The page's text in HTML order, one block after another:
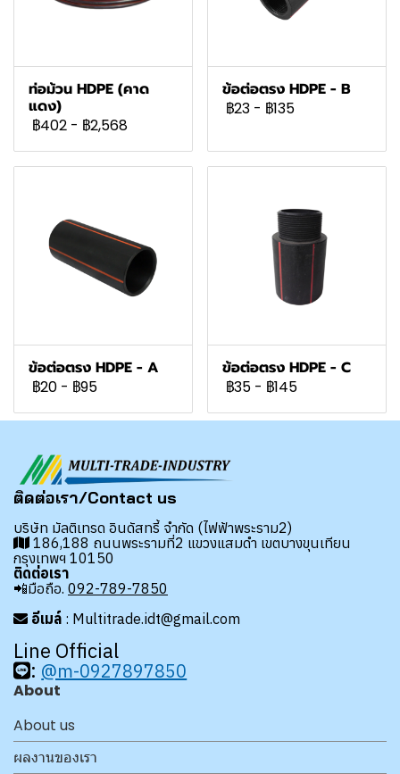
ท่อม้วน HDPE (คาด
แดง)
฿402 - ฿2,568
ข้อต่อตรง HDPE - B
฿23 - ฿135
ข้อต่อตรง HDPE - A
฿20 - ฿95
ข้อต่อตรง HDPE - C
฿35 - ฿145
ติดต่อเรา/Contact us
บริษัท มัลติเทรด อินดัสทรี้ จำกัด (ไฟฟ้าพระราม2)
186,188 ถนนพระรามที่2 แขวงแสมดำ เขตบางขุนเทียน
กรุงเทพฯ 10150
ติดต่อเรา
📲มือถือ. 092-789-7850
อีเมล์ : Multitrade.idt@gmail.com
Line Official
: @m-0927897850
About
About us
ผลงานของเรา